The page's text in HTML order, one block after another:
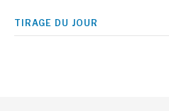
TIRAGE DU JOUR